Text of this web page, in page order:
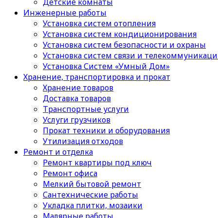
Инженерные работы
Установка систем отопления
Установка систем кондиционирования
Установка систем безопасности и охраны
Установка систем связи и
Установка Систем «Умный Дом»
Хранение, транспортировка и прокат
Хранение товаров
Доставка товаров
Транспортные услуги
Услуги грузчиков
Прокат техники и оборудования
Утилизация отходов
Ремонт и отделка
Ремонт квартиры под ключ
Ремонт офиса
Мелкий бытовой ремонт
Сантехнические работы
Укладка плитки, мозаики